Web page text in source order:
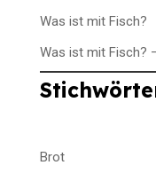
Was ist mit Fisch?
Was ist mit Fisch?
Brot